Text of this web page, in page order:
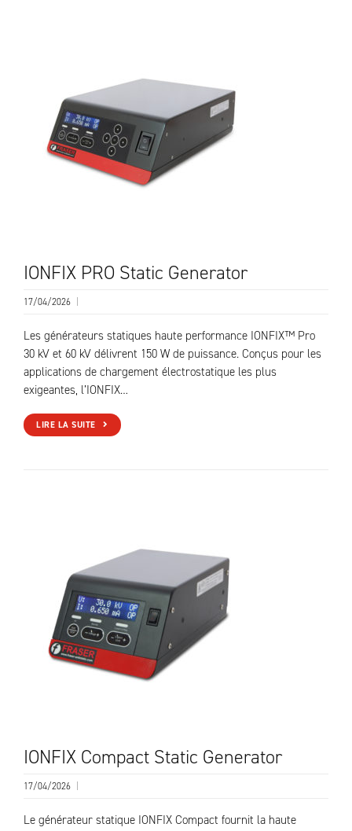
IONFIX PRO Static Generator
17/04/2026
Les générateurs statiques haute performance IONFIX™ Pro
30 kV et 60 kV délivrent 150 W de puissance. Conçus pour les
applications de chargement électrostatique les plus
exigeantes, l’IONFIX…
LIRE LA SUITE
IONFIX Compact Static Generator
17/04/2026
Le générateur statique IONFIX Compact fournit la haute